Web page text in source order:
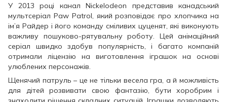
У 2013 році канал Nickelodeon представив канадський
мультсеріал Paw Patrol, який розповідає про хлопчика на
ім’я Райдер і його команду сміливих цуценят, які виконують
важливу пошуково-рятувальну роботу. Цей анімаційний
серіал швидко здобув популярність, і багато компаній
отримали ліцензію на виготовлення іграшок на основі
улюблених персонажів.
Щенячий патруль – це не тільки весела гра, а й можливість
для дітей розвивати свою фантазію, бути хоробрим і